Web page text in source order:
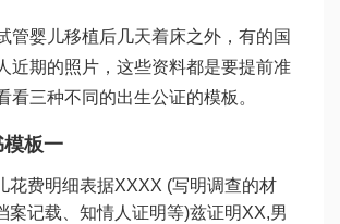
管婴儿移植后几天着床之外，有的国
近期的照片，这些资料都是要提前准
看三种不同的出生公证的模板。
模板一
花费明细表据XXXX (写明调查的材
案记载、知情人证明等)兹证明XX,男